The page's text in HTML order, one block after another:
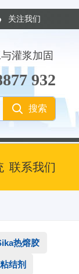
关注我们
灌浆加固
932
联系我们
热熔胶
结剂